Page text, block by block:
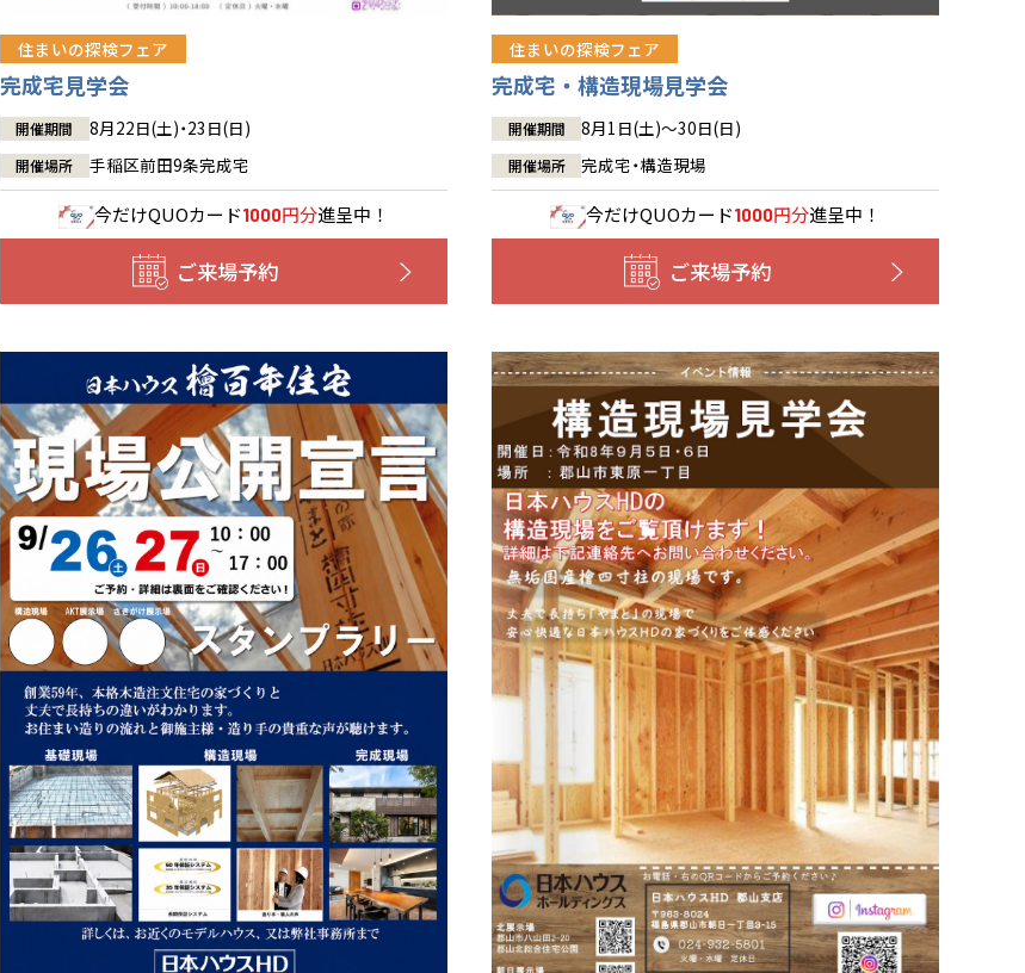
住まいの探検フェア
完成宅見学会
開催期間 8月22日(土)・23日(日)
開催場所 手稲区前田9条完成宅
今だけQUOカード1000円分進呈中！
ご来場予約
住まいの探検フェア
完成宅・構造現場見学会
開催期間 8月1日(土)～30日(日)
開催場所 完成宅・構造現場
今だけQUOカード1000円分進呈中！
ご来場予約